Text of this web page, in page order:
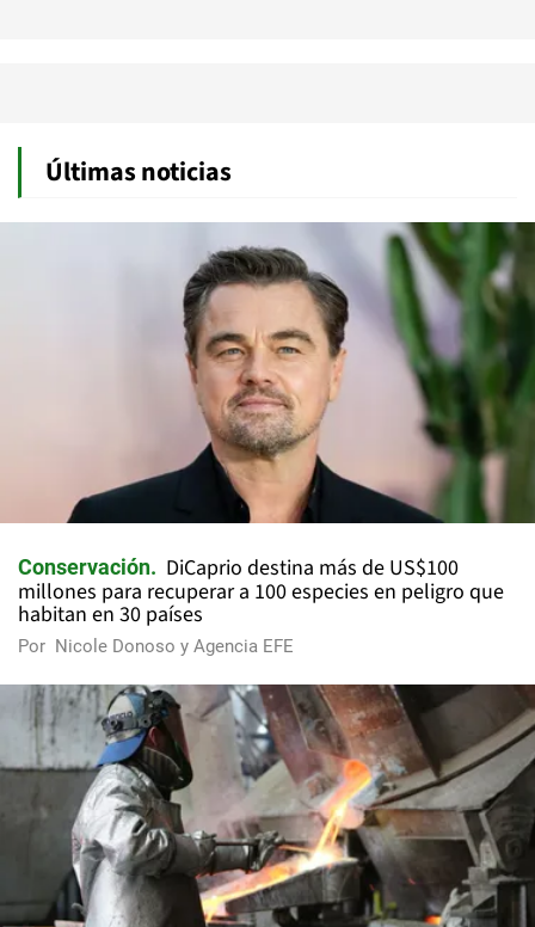
Últimas noticias
Conservación
DiCaprio destina más de US$100
millones para recuperar a 100 especies en peligro que
habitan en 30 países
Por Nicole Donoso y Agencia EFE